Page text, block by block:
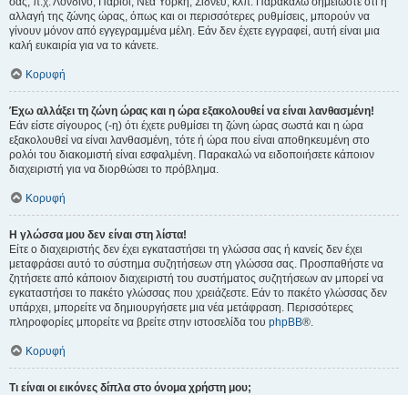
αλλαγή της ζώνης ώρας, όπως και οι περισσότερες ρυθμίσεις, μπορούν να
γίνουν μόνον από εγγεγραμμένα μέλη. Εάν δεν έχετε εγγραφεί, αυτή είναι μια
καλή ευκαιρία για να το κάνετε.
Κορυφή
Έχω αλλάξει τη ζώνη ώρας και η ώρα εξακολουθεί να είναι λανθασμένη!
Εάν είστε σίγουρος (-η) ότι έχετε ρυθμίσει τη ζώνη ώρας σωστά και η ώρα
εξακολουθεί να είναι λανθασμένη, τότε ή ώρα που είναι αποθηκευμένη στο
ρολόι του διακομιστή είναι εσφαλμένη. Παρακαλώ να ειδοποιήσετε κάποιον
διαχειριστή για να διορθώσει το πρόβλημα.
Κορυφή
Η γλώσσα μου δεν είναι στη λίστα!
Είτε ο διαχειριστής δεν έχει εγκαταστήσει τη γλώσσα σας ή κανείς δεν έχει
μεταφράσει αυτό το σύστημα συζητήσεων στη γλώσσα σας. Προσπαθήστε να
ζητήσετε από κάποιον διαχειριστή του συστήματος συζητήσεων αν μπορεί να
εγκαταστήσει το πακέτο γλώσσας που χρειάζεστε. Εάν το πακέτο γλώσσας δεν
υπάρχει, μπορείτε να δημιουργήσετε μια νέα μετάφραση. Περισσότερες
πληροφορίες μπορείτε να βρείτε στην ιστοσελίδα του phpBB®.
Κορυφή
Τι είναι οι εικόνες δίπλα στο όνομα χρήστη μου;